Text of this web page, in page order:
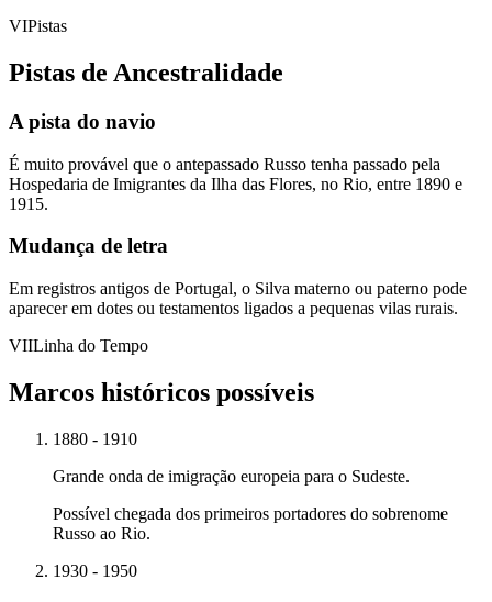
VIPistas
Pistas de Ancestralidade
A pista do navio
É muito provável que o antepassado Russo tenha passado pela
Hospedaria de Imigrantes da Ilha das Flores, no Rio, entre 1890 e
1915.
Mudança de letra
Em registros antigos de Portugal, o Silva materno ou paterno pode
aparecer em dotes ou testamentos ligados a pequenas vilas rurais.
VIILinha do Tempo
Marcos históricos possíveis
1880 - 1910
Grande onda de imigração europeia para o Sudeste.
Possível chegada dos primeiros portadores do sobrenome
Russo ao Rio.
1930 - 1950